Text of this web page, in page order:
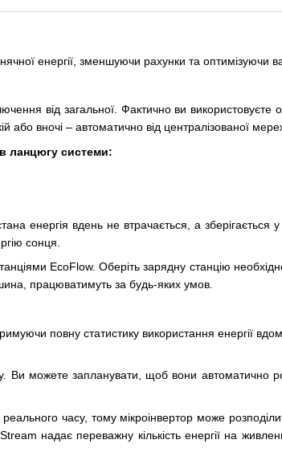
енергії, зменшуючи рахунки та оптимізуючи
від загальної. Фактично ви використовуєте
або вночі – автоматично від централізованої
ланцюгу системи:
енергія вдень не втрачається, а зберігається у
сонця.
EcoFlow. Оберіть зарядну станцію
працюватимуть за будь-яких умов.
повну статистику використання енергії
Ви можете запланувати, щоб вони автоматично
часу, тому мікроінвертор може
надає переважну кількість енергії на